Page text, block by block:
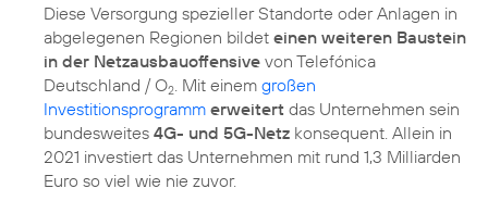
Diese Versorgung spezieller Standorte oder Anlagen in
abgelegenen Regionen bildet einen weiteren Baustein
in der Netzausbauoffensive von Telefónica
Deutschland / O2 . Mit einem großen
Investitionsprogramm erweitert das Unternehmen sein
bundesweites 4G- und 5G-Netz konsequent. Allein in
2021 investiert das Unternehmen mit rund 1,3 Milliarden
Euro so viel wie nie zuvor.